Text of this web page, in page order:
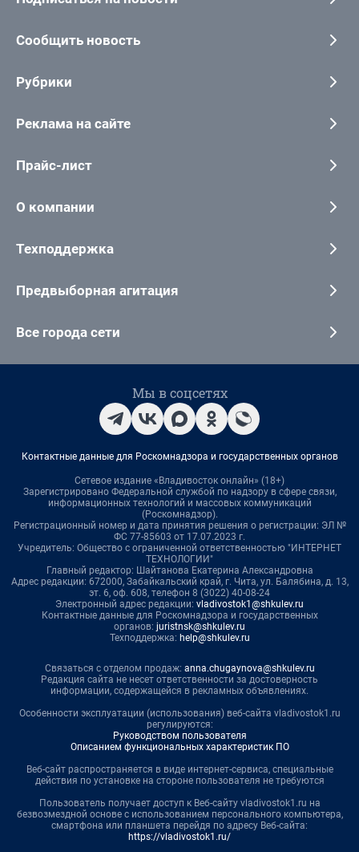
Сообщить новость
Рубрики
Реклама на сайте
Прайс-лист
О компании
Техподдержка
Предвыборная агитация
Все города сети
Мы в соцсетях
Контактные данные для Роскомнадзора и государственных органов
Сетевое издание «Владивосток онлайн» (18+)
Зарегистрировано Федеральной службой по надзору в сфере связи,
информационных технологий и массовых коммуникаций
(Роскомнадзор).
Регистрационный номер и дата принятия решения о регистрации: ЭЛ №
ФС 77-85603 от 17.07.2023 г.
Учредитель: Общество с ограниченной ответственностью "ИНТЕРНЕТ
ТЕХНОЛОГИИ"
Главный редактор: Шайтанова Екатерина Александровна
Адрес редакции: 672000, Забайкальский край, г. Чита, ул. Балябина, д. 13,
эт. 6, оф. 608, телефон 8 (3022) 40-08-24
Электронный адрес редакции: vladivostok1@shkulev.ru
Контактные данные для Роскомнадзора и государственных
органов: juristnsk@shkulev.ru
Техподдержка: help@shkulev.ru
Связаться с отделом продаж: anna.chugaynova@shkulev.ru
Редакция сайта не несет ответственности за достоверность
информации, содержащейся в рекламных объявлениях.
Особенности эксплуатации (использования) веб-сайта vladivostok1.ru
регулируются:
Руководством пользователя
Описанием функциональных характеристик ПО
Веб-сайт распространяется в виде интернет-сервиса, специальные
действия по установке на стороне пользователя не требуются
Пользователь получает доступ к Веб-сайту vladivostok1.ru на
безвозмездной основе с использованием персонального компьютера,
смартфона или планшета перейдя по адресу Веб-сайта:
https://vladivostok1.ru/